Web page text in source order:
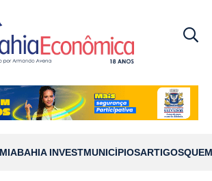
BAHIA INVESTMUNICÍPIOSARTIGOS